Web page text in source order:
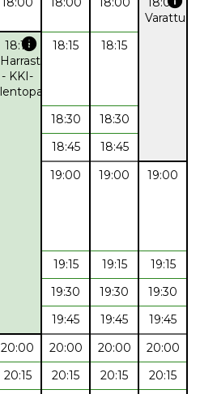
Varattu
18:15info
Harrasteryhmä
- KKI-
lentopallo
18:15 18:15
18:30
18:30
18:45
18:45
19:00 19:00 19:00
19:15 19:15
19:15
19:30 19:30
19:30
19:45 19:45
19:45
20:00 20:00 20:00
20:00
20:15 20:15 20:15
20:15